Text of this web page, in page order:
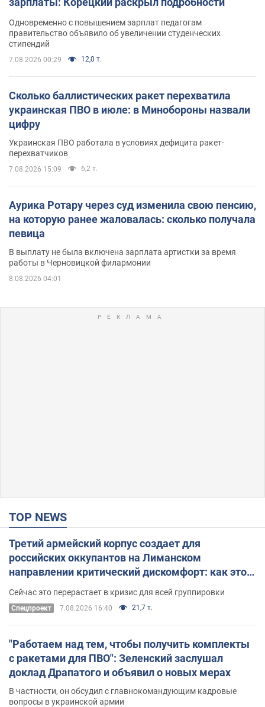
Одновременно с повышением зарплат педагогам
правительство объявило об увеличении студенческих
стипендий
7.08.2026 00:29 12,0 т.
Сколько баллистических ракет перехватила
украинская ПВО в июле: в Минобороны назвали
цифру
Украинская ПВО работала в условиях дефицита ракет-
перехватчиков
7.08.2026 15:09 6,2 т.
Аурика Ротару через суд изменила свою пенсию,
на которую ранее жаловалась: сколько получала
певица
В выплату не была включена зарплата артистки за время
работы в Черновицкой филармонии
8.08.2026 04:01
TOP NEWS
Третий армейский корпус создает для
российских оккупантов на Лиманском
направлении критический дискомфорт: как это
удалось
Сейчас это перерастает в кризис для всей группировки
Спецпроект 7.08.2026 16:40 21,7 т.
"Работаем над тем, чтобы получить комплекты
с ракетами для ПВО": Зеленский заслушал
доклад Драпатого и объявил о новых мерах
В частности, он обсудил с главнокомандующим кадровые
вопросы в украинской армии